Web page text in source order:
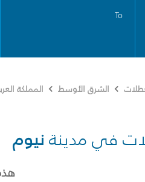
To
الشرق الأوسط المملكة
في مدينةنيوم